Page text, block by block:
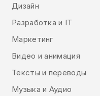
Дизайн
Разработка и IT
Маркетинг
Видео и анимация
Тексты и переводы
Музыка и Аудио